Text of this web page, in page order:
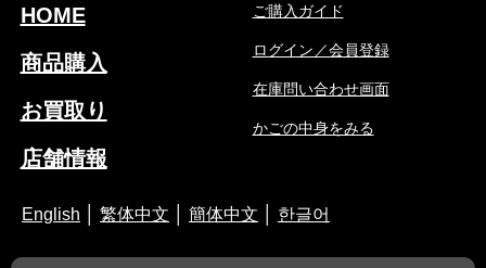
HOME
商品購入
お買取り
店舗情報
ご購入ガイド
ログイン／会員登録
在庫問い合わせ画面
かごの中身をみる
English 繁体中文 簡体中文 한글어